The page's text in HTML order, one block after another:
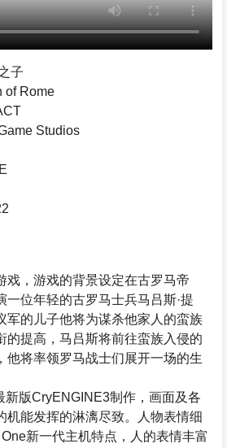
子
of Rome
Studios
戏，游戏的背景设定在古罗马帝
一位年轻的古罗马士兵马吕斯·提
军的儿子他将为谋杀他家人的蛮族
的提高，马吕斯将前往蛮族入侵的
他将率领罗马战士们展开一场的生
新版CryENGINE3制作，画面及各
机能发挥的淋漓尽致。人物表情细
新一代主机特点，人的表情丰富